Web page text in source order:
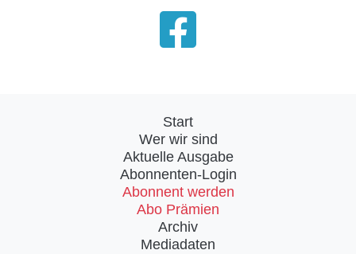
Start
Wer wir sind
Aktuelle Ausgabe
Abonnenten-Login
Abonnent werden
Abo Prämien
Archiv
Mediadaten